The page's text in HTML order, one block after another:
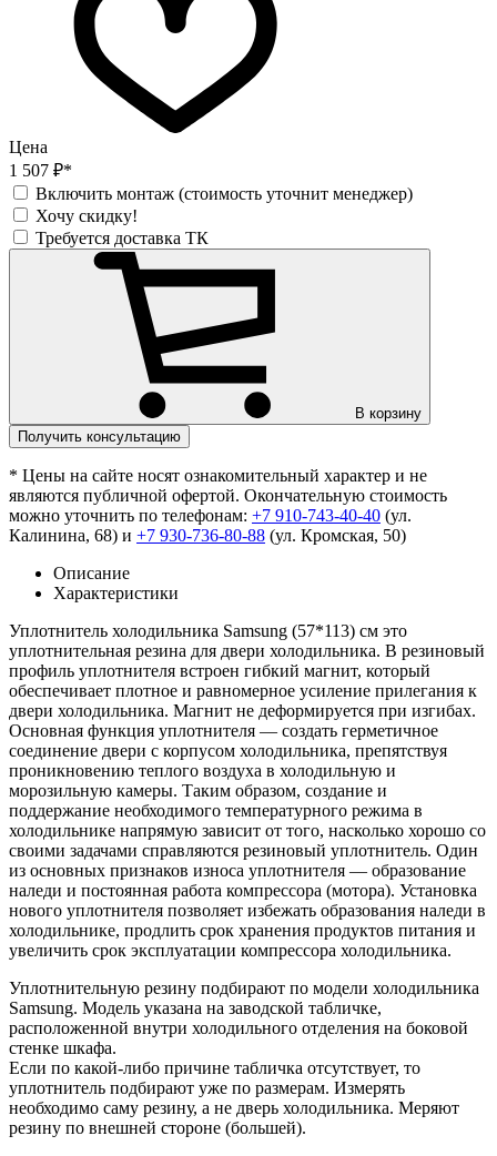
Цена
1 507 ₽*
Включить монтаж (стоимость уточнит менеджер)
Хочу скидку!
Требуется доставка ТК
В корзину
Получить консультацию
* Цены на сайте носят ознакомительный характер и не
являются публичной офертой. Окончательную стоимость
можно уточнить по телефонам: +7 910-743-40-40 (ул.
Калинина, 68) и +7 930-736-80-88 (ул. Кромская, 50)
Описание
Характеристики
Уплотнитель холодильника Samsung (57*113) см это
уплотнительная резина для двери холодильника. В резиновый
профиль уплотнителя встроен гибкий магнит, который
обеспечивает плотное и равномерное усиление прилегания к
двери холодильника. Магнит не деформируется при изгибах.
Основная функция уплотнителя — создать герметичное
соединение двери с корпусом холодильника, препятствуя
проникновению теплого воздуха в холодильную и
морозильную камеры. Таким образом, создание и
поддержание необходимого температурного режима в
холодильнике напрямую зависит от того, насколько хорошо со
своими задачами справляются резиновый уплотнитель. Один
из основных признаков износа уплотнителя — образование
наледи и постоянная работа компрессора (мотора). Установка
нового уплотнителя позволяет избежать образования наледи в
холодильнике, продлить срок хранения продуктов питания и
увеличить срок эксплуатации компрессора холодильника.
Уплотнительную резину подбирают по модели холодильника
Samsung. Модель указана на заводской табличке,
расположенной внутри холодильного отделения на боковой
стенке шкафа.
Если по какой-либо причине табличка отсутствует, то
уплотнитель подбирают уже по размерам. Измерять
необходимо саму резину, а не дверь холодильника. Меряют
резину по внешней стороне (большей).